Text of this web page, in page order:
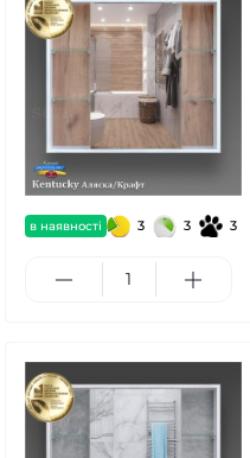
в наявності 3 3 3